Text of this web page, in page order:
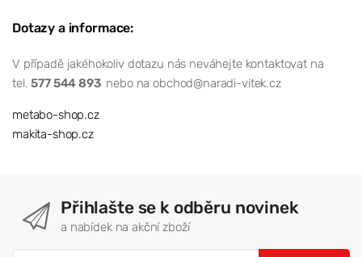
Dotazy a informace:
V případě jakéhokoliv dotazu nás neváhejte kontaktovat na
tel.577 544 893 nebo na obchod@naradi-vitek.cz
metabo-shop.cz
makita-shop.cz
Přihlašte se k odběru novinek
a nabídek na akční zboží